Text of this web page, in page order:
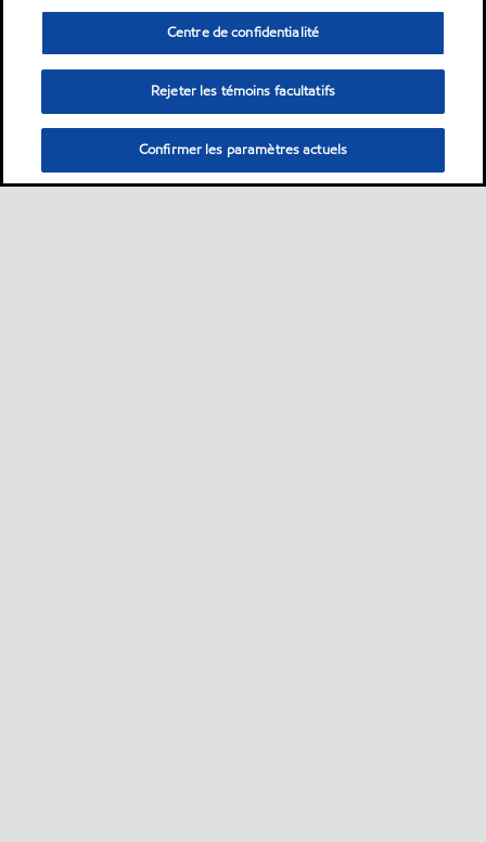
Centre de confidentialité
Rejeter les témoins facultatifs
Confirmer les paramètres actuels